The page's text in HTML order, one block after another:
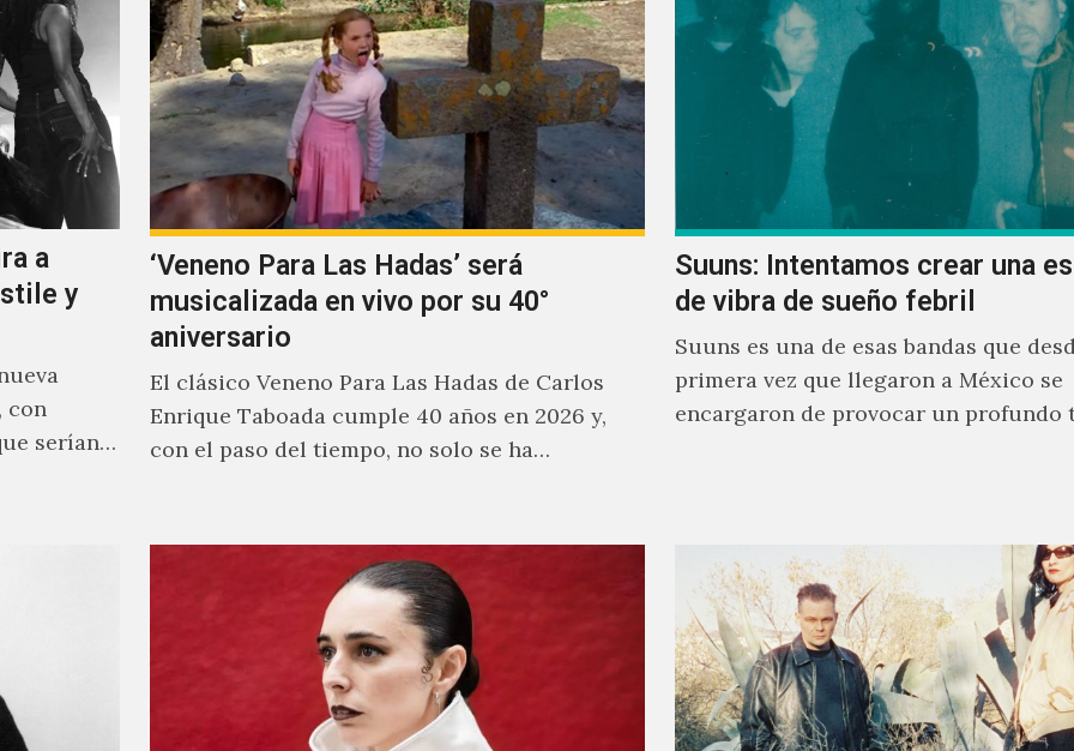
a
y
con
serían
‘Veneno Para Las Hadas’ será
musicalizada en vivo por su 40°
aniversario
El clásico Veneno Para Las Hadas de Carlos
Enrique Taboada cumple 40 años en 2026 y,
con el paso del tiempo, no solo se ha…
Suuns: Intentamos crear una
de vibra de sueño febril
Suuns es una de esas bandas que
primera vez que llegaron a México se
encargaron de provocar un profundo